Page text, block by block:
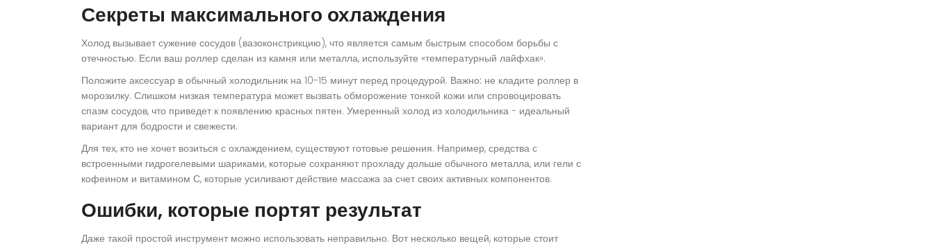
Секреты максимального охлаждения
Холод вызывает сужение сосудов (вазоконстрикцию), что является самым быстрым способом борьбы с
отечностью. Если ваш роллер сделан из камня или металла, используйте «температурный лайфхак».
Положите аксессуар в обычный холодильник на 10-15 минут перед процедурой. Важно: не кладите роллер в
морозилку. Слишком низкая температура может вызвать обморожение тонкой кожи или спровоцировать
спазм сосудов, что приведет к появлению красных пятен. Умеренный холод из холодильника - идеальный
вариант для бодрости и свежести.
Для тех, кто не хочет возиться с охлаждением, существуют готовые решения. Например, средства с
встроенными гидрогелевыми шариками, которые сохраняют прохладу дольше обычного металла, или гели с
кофеином и витамином С, которые усиливают действие массажа за счет своих активных компонентов.
Ошибки, которые портят результат
Даже такой простой инструмент можно использовать неправильно. Вот несколько вещей, которые стоит